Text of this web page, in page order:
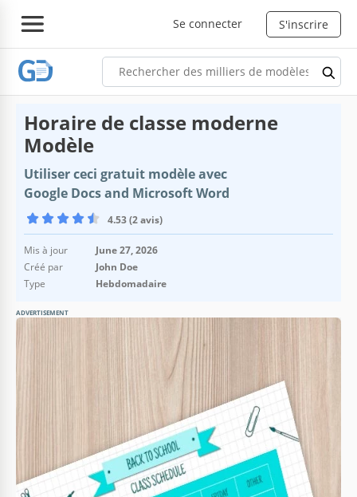
Se connecter S'inscrire
Horaire de classe moderne
Modèle
Utiliser ceci gratuit modèle avec
Google Docs and Microsoft Word
4.53 (2 avis)
Mis à jour
June 27, 2026
Créé par
John Doe
Type
Hebdomadaire
ADVERTISEMENT